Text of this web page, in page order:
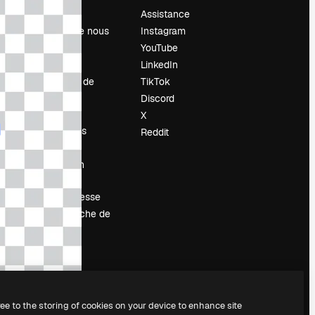
Prix
À propos de nous
Tendances de
Blog
Événements
Slidesgo
Vendre mon
Salle de presse
À la recherche de
magnific.ai
Assistance
Instagram
YouTube
LinkedIn
TikTok
Discord
X
Reddit
to the storing of cookies on your device to enhance site